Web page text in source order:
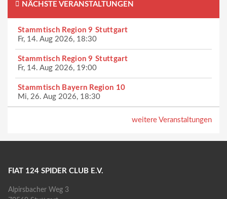
NÄCHSTE VERANSTALTUNGEN
Stammtisch Region 9 Stuttgart
Fr, 14. Aug 2026, 18:30
Stammtisch Region 9 Stuttgart
Fr, 14. Aug 2026, 19:00
Stammtisch Bayern Region 10
Mi, 26. Aug 2026, 18:30
weitere Veranstaltungen
FIAT 124 SPIDER CLUB E.V.
Alpirsbacher Weg 3